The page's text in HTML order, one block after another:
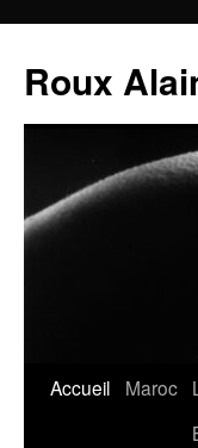
contenu
Roux
Accueil Maroc